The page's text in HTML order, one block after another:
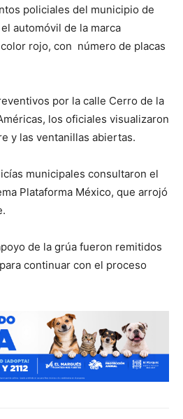
policiales del municipio de
automóvil de la marca
rojo, con número de placas
por la calle Cerro de la
los oficiales visualizaron
y las ventanillas abiertas.
municipales consultaron el
Plataforma México, que arrojó
de la grúa fueron remitidos
continuar con el proceso